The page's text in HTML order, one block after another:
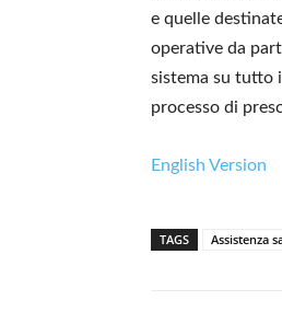
e quelle
operative da
sistema su tutto
processo di
English Version
TAGS Assistenza